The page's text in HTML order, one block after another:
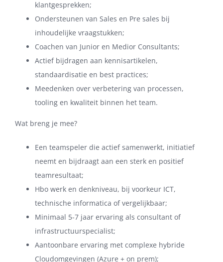
klantgesprekken;
Ondersteunen van Sales en Pre sales bij
inhoudelijke vraagstukken;
Coachen van Junior en Medior Consultants;
Actief bijdragen aan kennisartikelen,
standaardisatie en best practices;
Meedenken over verbetering van processen,
tooling en kwaliteit binnen het team.
Wat breng je mee?
Een teamspeler die actief samenwerkt, initiatief
neemt en bijdraagt aan een sterk en positief
teamresultaat;
Hbo werk en denkniveau, bij voorkeur ICT,
technische informatica of vergelijkbaar;
Minimaal 5-7 jaar ervaring als consultant of
infrastructuurspecialist;
Aantoonbare ervaring met complexe hybride
Cloudomgevingen (Azure + on prem);